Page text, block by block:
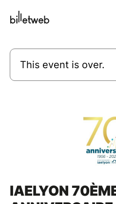
This event is over.
IAELYON